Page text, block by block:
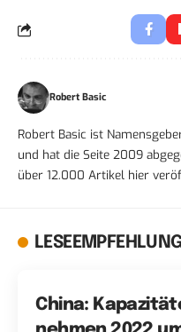
Robert Basic
Robert Basic ist
und hat die Seite 2009
über 12.000 Artikel hier
China: